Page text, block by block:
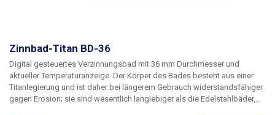
Zinnbad-Titan BD-36
Digital gesteuertes Verzinnungsbad mit 36 mm Durchmesser und
aktueller Temperaturanzeige. Der Körper des Bades besteht aus einer
Titanlegierung und ist daher bei längerem Gebrauch widerstandsfähiger
gegen Erosion; sie sind wesentlich langlebiger als die Edelstahlbäder,